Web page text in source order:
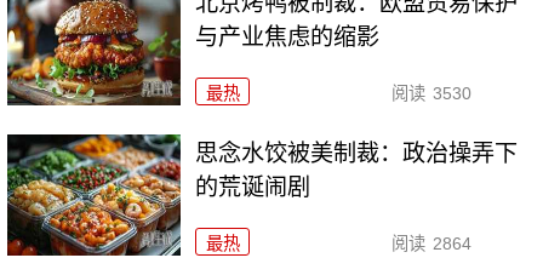
与产业焦虑的缩影
最热 阅读 3530
思念水饺被美制裁：政治操弄下
的荒诞闹剧
最热 阅读 2864